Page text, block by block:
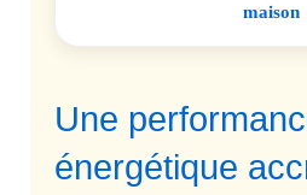
maison
Une
énergétique